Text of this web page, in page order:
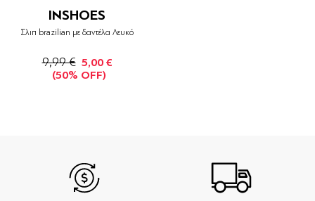
INSHOES
Σλιπ brazilian με δαντέλα Λευκό
9,99 € 5,00 €
(50% OFF)